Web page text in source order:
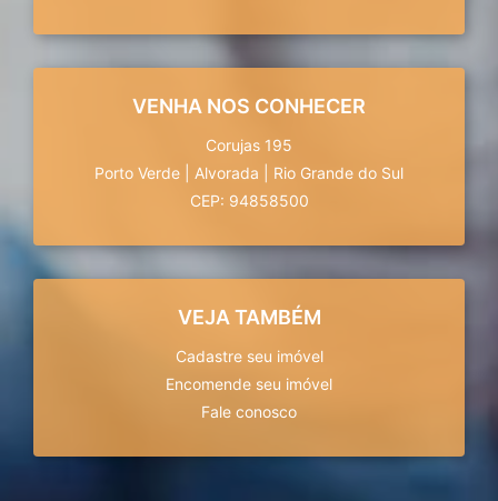
VENHA NOS CONHECER
Corujas 195
Porto Verde
Alvorada
Rio Grande do Sul
CEP: 94858500
VEJA TAMBÉM
Cadastre seu imóvel
Encomende seu imóvel
Fale conosco